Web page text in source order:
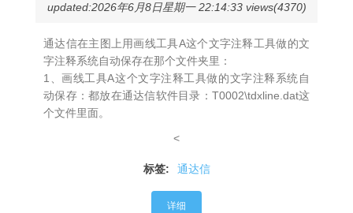
updated:2026年6月8日星期一 22:14:33 views(4370)
通达信在主图上用画线工具A这个文字注释工具做的文
字注释系统自动保存在那个文件夹里：
1、画线工具A这个文字注释工具做的文字注释系统自
动保存：都放在通达信软件目录：T0002\tdxline.dat这
个文件里面。
<
标签: 通达信
详细